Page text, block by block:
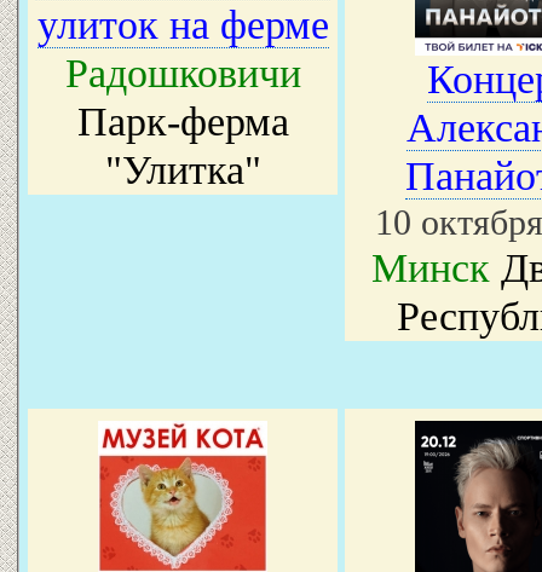
улиток на ферме
Радошковичи
Парк-ферма
"Улитка"
10
Минск